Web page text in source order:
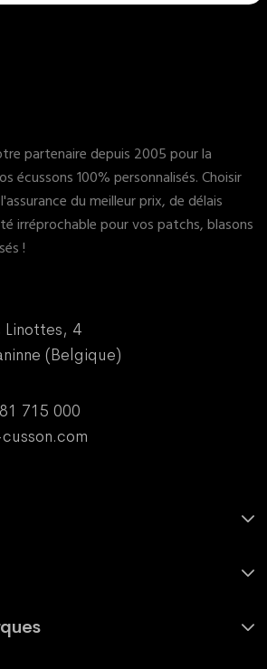
partenaire depuis 2005 pour la
écussons 100% personnalisés. Choisir
du meilleur prix, de délais
irréprochable pour vos patchs, blasons
!
Linottes, 4
(Belgique)
715 000